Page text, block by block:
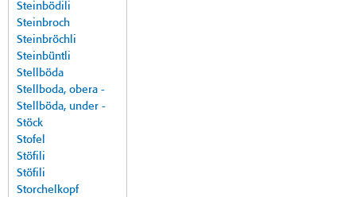
Steinbödili
Steinbroch
Steinbröchli
Steinbüntli
Stellböda
Stellboda, obera -
Stellböda, under -
Stöck
Stofel
Stöfili
Stöfili
Storchelkopf